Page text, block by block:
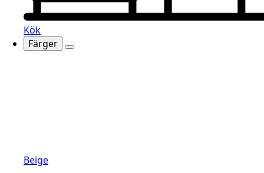
Kök
Färger
Beige